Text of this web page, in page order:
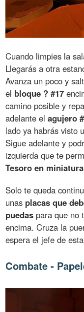
Cuando limpies la
Llegarás a otra
Avanza un poco y
el bloque ? #17
camino posible y
adelante elagujero
lado ya habrás visto
Sigue adelante y
izquierda que te
Tesoro en
Solo te queda
unas placas que
puedas para que no
encima. Cruza la
espera el jefe de
Combate -